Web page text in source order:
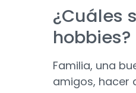
¿Cuáles
hobbies?
Familia, una
amigos, hacer